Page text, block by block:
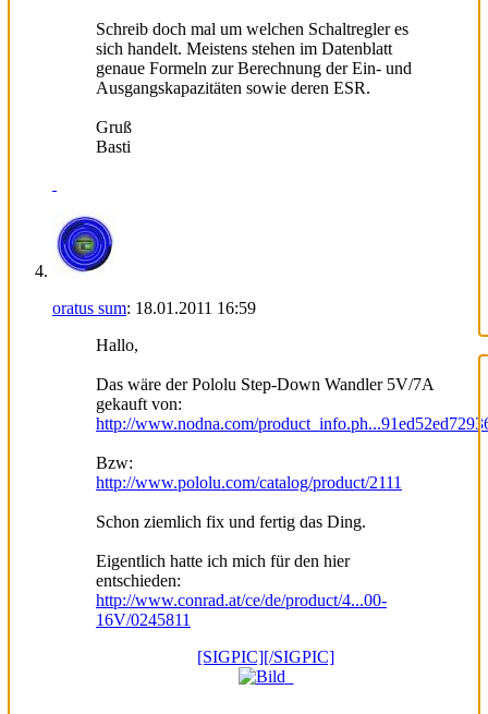
Schreib doch mal um welchen Schaltregler es
sich handelt. Meistens stehen im Datenblatt
genaue Formeln zur Berechnung der Ein- und
Ausgangskapazitäten sowie deren ESR.
Gruß
Basti
oratus sum: 18.01.2011 16:59
Hallo,
Das wäre der Pololu Step-Down Wandler 5V/7A
gekauft von:
http://www.nodna.com/
Bzw:
http://www.pololu.com/catalog/product/2111
Schon ziemlich fix und fertig das Ding.
Eigentlich hatte ich mich für den hier
entschieden:
http://www.conrad.at/ce/de/product/4...00-
16V/0245811
[SIGPIC][/SIGPIC]